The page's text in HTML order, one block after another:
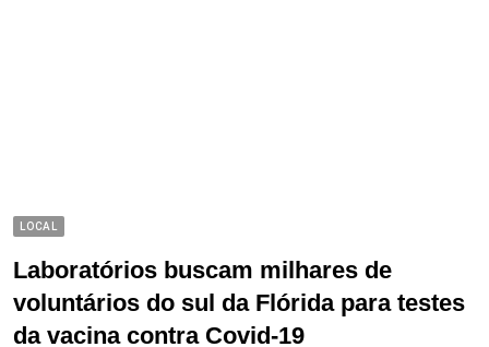
LOCAL
Laboratórios buscam milhares de
voluntários do sul da Flórida para testes
da vacina contra Covid-19